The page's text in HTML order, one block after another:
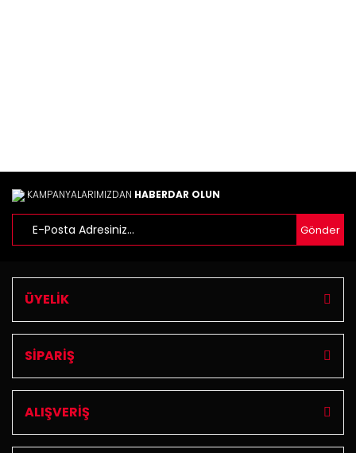
Ürün fiyatı diğer sitelerden daha pahalı.
Bu ürüne benzer farklı alternatifler olmalı.
KAMPANYALARIMIZDAN HABERDAR OLUN
Gönder
ÜYELİK
SİPARİŞ
ALIŞVERİŞ